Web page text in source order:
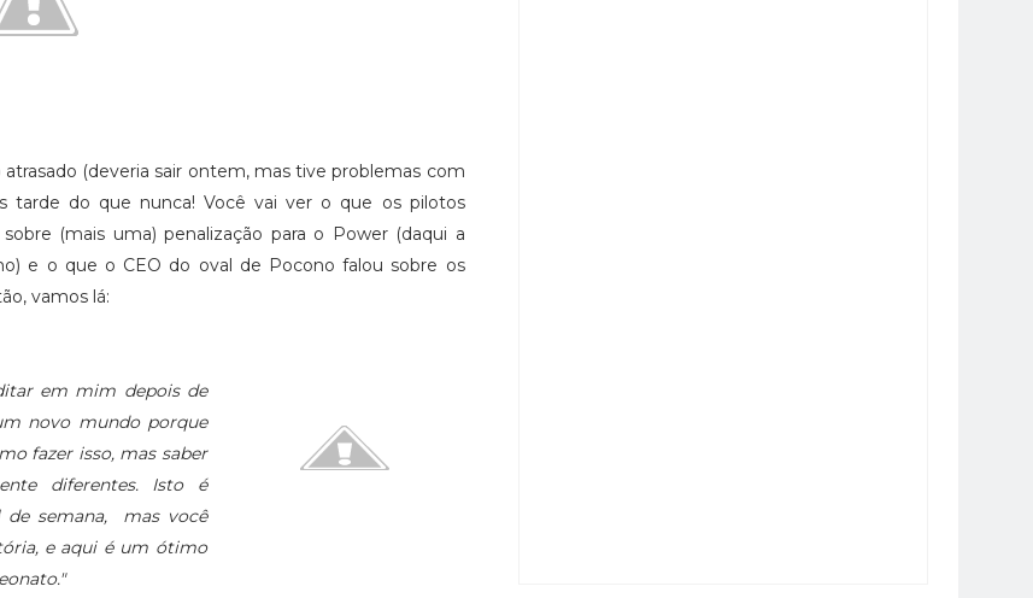
(deveria sair ontem, mas tive problemas com
tarde do que nunca! Você vai ver o que os pilotos
(mais uma) penalização para o Power (daqui a
e o que o CEO do oval de Pocono falou sobre os
vamos lá:
em mim depois de
novo mundo porque
fazer isso, mas saber
diferentes. Isto é
de semana, mas você
e aqui é um ótimo